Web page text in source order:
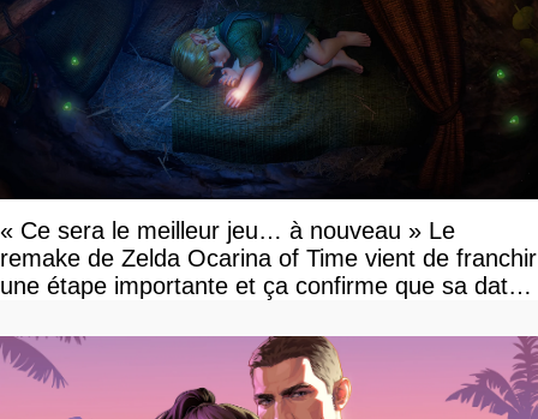
« Ce sera le meilleur jeu… à nouveau » Le
remake de Zelda Ocarina of Time vient de franchir
une étape importante et ça confirme que sa date